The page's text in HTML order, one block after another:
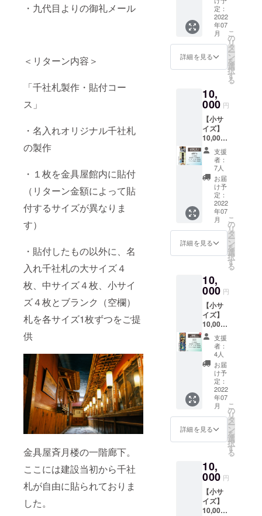
・九代目よりの御礼メール
＜リターン内容＞
「千社札製作・貼付コー
ス」
・名入れオリジナル千社札
の製作
・１枚を金具屋館内に貼付
（リターン金額によって貼
付するサイズが異なりま
す）
・貼付したもの以外に、名
入れ千社札の大サイズ４
枚、中サイズ４枚、小サイ
ズ４枚とブランク（空欄）
札を各サイズ1枚ずつをご提
供
金具屋斉月楼の一階廊下。
ここには建設当初から千社
札が自由に貼られておりま
した。
の無い
よう
メール
アドレ
ス、お
電話番
号をご
入力く
い。 ・
個人名
だけで
なく連
名、会
社名、
団体名
も可能
です。
ただ
し、本
人とは
無関係
な著名
人や著
作権に
かかる
名前は
不可と
いただ
きま
す。 ・
ギフト
などで
ご本人
と別の
名入れ
をする
場合
は、事
由を備
考欄に
ご記載
下さ
い。 ・
公序良
俗に反
する文
いては
制作で
きませ
ん。 ・
廊下へ
の貼付
ンやモ
ンハン×
渋温泉
のイラ
ストを
まし
た。今
社札プ
ロジェ
クトも
どうぞ
よろし
くお願
い致し
ます。
※ご注意
事項 ・
名入れ
時にデ
ザイン
のやり
取りを
いたし
ますの
で、お
間違え
よう
メール
アドレ
ス、お
電話番
号をご
入力く
ださ
い。 ・
個人名
だけで
なく連
名、会
社名、
団体名
も可能
です。
ただ
し、本
無関係
な著名
人や著
作権に
かかる
名前は
にデー
タで確
認して
いただ
きま
- デザイ
ナー：
家。金
具屋が
建物の
モデル
のひと
つに
なって
いるコ
ミック
「この
はな綺
譚」の
作者さ
んで
す。繊
写と心
温まる
様（狐
模様？
神様模
様？）
は必
見、ア
ニメ版
もぜひ
チェッ
クを。
※ご注意
事項 ・
名入れ
時にデ
ザイン
のやり
取りを
いたし
ますの
間違え
の無い
よう
メール
アドレ
ス、お
てくだ
さい
※※※※※※
※※※※※※
※※※※※※
※※※※※
名入れ
たり連
名にす
ること
も可能
です。
製作前
にデー
タで確
認して
いただ
きま
す。 ----
- デザイ
ナー：
emi
絵描
き、壁
の斎月
の湯の
アート
ディレ
クター
もして
いただ
きまし
た。富
士山の
タイル
アート
は必
見！
KITTE
佐ヶ谷
駅、恵
銭湯な
どの壁
画も手
掛けて
いま
す。 ※
ん） 名
前入り
札大・
中・小
を各4枚
ご住所
中・小
を各1枚
をご住
所に送
付
※※※※※※
※※※※※※
※※※※※※
※※※※※
必ず
【備考
欄】に
名入れ
文字を
指定し
さい
※※※※※※
※※※※※
名入れ
は肩書
をいれ
たり連
名にす
ること
も可能
です。
製作前
にデー
タで確
認して
いただ
きま
- デザイ
ナー：
画家。
すべて
手作業
で作品
を制
ン。今
回は猫
と猿が
追加！
『ご支
援御
れ千社
札の製
作 金具
屋に1年
間貼付
貼付場
所：金
具屋1階
廊下
（場所
の指定
はでき
ませ
ん） 名
前入り
札大・
中・小
を各4枚
空欄札
大・
中・小
を各1枚
をご住
所に送
付
※※※※※※
※※※※※※
※※※※※※
※※※※※
必ず
【備考
欄】に
名入れ
指定し
てくだ
※※※※※※
※※※※※※
※※※※※
名入れ
は肩書
貼付札
寸法：
約 幅
40mm
縦
110mm
概要：
お猿の
温泉。
いわず
もがな
の温泉
につか
るニホ
ンザル
のデザ
イン。
『ご支
援御
礼』 オ
リジナ
ル名入
れ千社
札の製
作 金具
所：金
具屋1階
廊下
（場所
の指定
はでき
ませ
ん） 名
前入り
札大・
中・小
を各4枚
ご住所
に送付
空欄札
大・
中・小
を各1枚
付
※※※※※※
※※※※※※
※※※※※※
※※※※※
必ず
定：
2022
年07
月
詳細を見る
こ
の
リ
タ
ー
ン
を
選
択
す
る
10,
000 円
【小サ
イズ】
10,000
円 千社
札【金
具屋三
景】小
サイズ
貼付 貼
付札寸
法：約
40mm
縦
110mm
概要：
の特徴
的な外
観、内
装を描
き、オ
リジナ
ルキャ
ラのか
なぐや
ちゃん
が巡る
デザイ
ン。
『ご支
援御
礼』 オ
リジナ
作 金具
屋に1年
間貼付
貼付場
所：金
具屋1階
支援
者：
7人
お届
け予
定：
2022
年07
月
詳細を見る
こ
の
リ
タ
ー
ン
を
選
択
す
る
10,
000 円
【小サ
イズ】
10,000
円 千社
札【星
廻廻】
小サイ
ズ貼付
貼付札
寸法：
約 幅
40mm
縦
110mm
概要：
金具屋
と、星
をモ
チーフ
にその
時々の
時世に
支援
者：
4人
お届
け予
定：
2022
年07
月
詳細を見る
こ
の
リ
タ
ー
ン
を
選
択
す
る
10,
000 円
【小サ
イズ】
10,000